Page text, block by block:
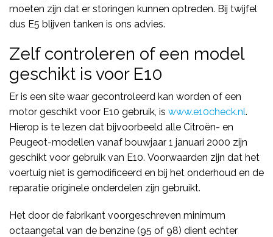
moeten zijn dat er storingen kunnen optreden. Bij twijfel
dus E5 blijven tanken is ons advies.
Zelf controleren of een model
geschikt is voor E10
Er is een site waar gecontroleerd kan worden of een
motor geschikt voor E10 gebruik, is www.e10check.nl.
Hierop is te lezen dat bijvoorbeeld alle Citroën- en
Peugeot-modellen vanaf bouwjaar 1 januari 2000 zijn
geschikt voor gebruik van E10. Voorwaarden zijn dat het
voertuig niet is gemodificeerd en bij het onderhoud en de
reparatie originele onderdelen zijn gebruikt.
Het door de fabrikant voorgeschreven minimum
octaangetal van de benzine (95 of 98) dient echter